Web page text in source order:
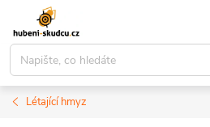
obsah
Létající hmyz